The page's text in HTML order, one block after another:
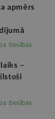
apmērs
tiesības
–
tiesības